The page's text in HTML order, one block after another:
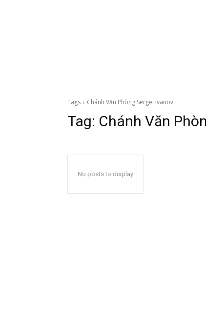
Tags Chánh Văn Phòng Sergei Ivanov
Tag: Chánh Văn
No posts to display